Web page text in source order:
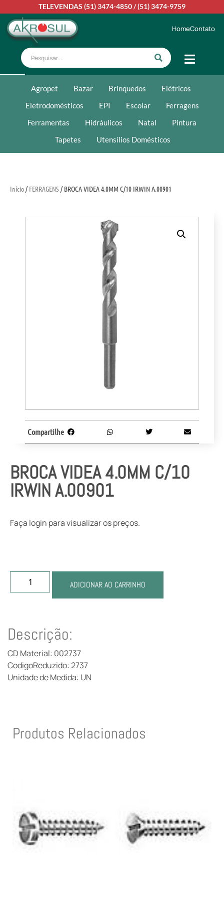
TELEVENDAS (51) 3474-4850/(51) 3474-9759
HomeContato
Agropet Bazar Brinquedos
Elétricos
Eletrodomésticos
EPI Escolar
Ferragens
Ferramentas
Hidráulicos Natal
Pintura
Tapetes
Utensílios Domésticos
Início/ FERRAGENS/ BROCA VIDEA 4.0MM C/10 IRWIN A.00901
BROCA VIDEA 4.0MM C/10
IRWIN A.00901
Faça login para visualizar os preços.
ADICIONAR AO CARRINHO
Compartilhe
Descrição:
CD Material: 002737
CodigoReduzido: 2737
Unidade de Medida: UN
Produtos Relacionados